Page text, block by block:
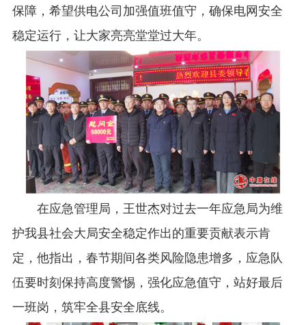
保障，希望供电公司加强值班值守，确保电网安全
稳定运行，让大家亮亮堂堂过大年。
在应急管理局，王世杰对过去一年应急局为维
护我县社会大局安全稳定作出的重要贡献表示肯
定，他指出，春节期间各类风险隐患增多，应急队
伍要时刻保持高度警惕，强化应急值守，站好最后
一班岗，筑牢全县安全底线。